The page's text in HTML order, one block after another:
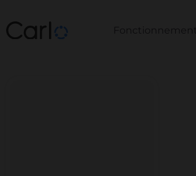
Fonctionnement